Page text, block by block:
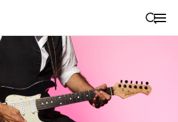
Wegbeschreibung erhalten